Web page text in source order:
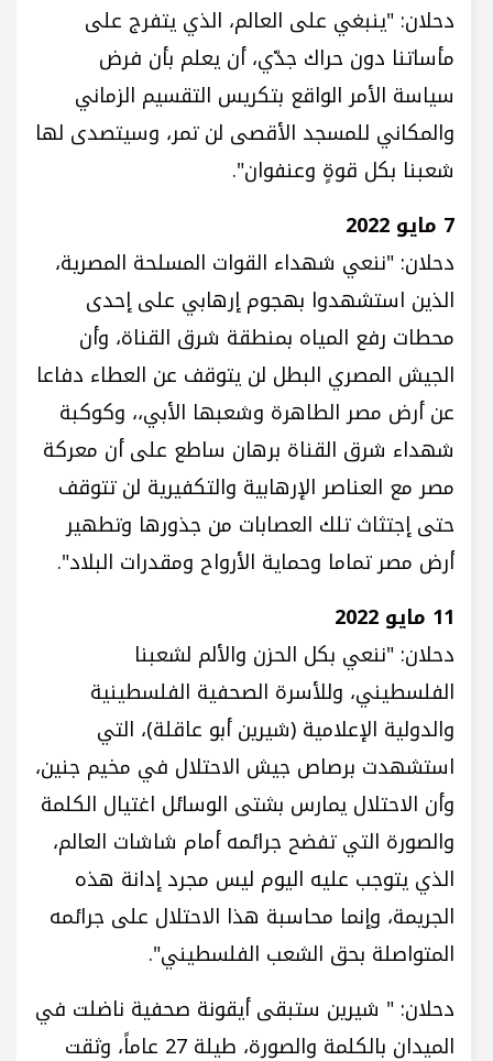
دحلان: "ينبغي على العالم، الذي يتفرج على
مأساتنا دون حراك جدّي، أن يعلم بأن فرض
سياسة الأمر الواقع بتكريس التقسيم الزماني
والمكاني للمسجد الأقصى لن تمر، وسيتصدى لها
شعبنا بكل قوةٍ وعنفوان".
7 مايو 2022
دحلان: "ننعي شهداء القوات المسلحة المصرية،
الذين استشهدوا بهجوم إرهابي على إحدى
محطات رفع المياه بمنطقة شرق القناة، وأن
الجيش المصري البطل لن يتوقف عن العطاء دفاعا
عن أرض مصر الطاهرة وشعبها الأبي،، وكوكبة
شهداء شرق القناة برهان ساطع على أن معركة
مصر مع العناصر الإرهابية والتكفيرية لن تتوقف
حتى إجتثاث تلك العصابات من جذورها وتطهير
أرض مصر تماما وحماية الأرواح ومقدرات البلاد".
11 مايو 2022
دحلان: "ننعي بكل الحزن والألم لشعبنا
الفلسطيني، وللأسرة الصحفية الفلسطينية
والدولية الإعلامية (شيرين أبو عاقلة)، التي
استشهدت برصاص جيش الاحتلال في مخيم جنين،
وأن الاحتلال يمارس بشتى الوسائل اغتيال الكلمة
والصورة التي تفضح جرائمه أمام شاشات العالم،
الذي يتوجب عليه اليوم ليس مجرد إدانة هذه
الجريمة، وإنما محاسبة هذا الاحتلال على جرائمه
المتواصلة بحق الشعب الفلسطيني".
دحلان: " شيرين ستبقى أيقونة صحفية ناضلت في
الميدان بالكلمة والصورة، طيلة 27 عاماً، وثقت